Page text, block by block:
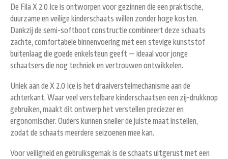
De Fila X 2.0 Ice is ontworpen voor gezinnen die een praktische,
duurzame en veilige kinderschaats willen zonder hoge kosten.
Dankzij de semi-softboot constructie combineert deze schaats
zachte, comfortabele binnenvoering met een stevige kunststof
buitenlaag die goede enkelsteun geeft — ideaal voor jonge
schaatsers die nog techniek en vertrouwen ontwikkelen.
Uniek aan de X 2.0 Ice is hetdraaiverstelmechanisme aan de
achterkant. Waar veel verstelbare kinderschaatsen een zij-drukknop
gebruiken, maakt dit ontwerp het verstellen preciezer en
ergonomischer. Ouders kunnen sneller de juiste maat instellen,
zodat de schaats meerdere seizoenen mee kan.
Voor veiligheid en gebruiksgemak is de schaats uitgerust met een